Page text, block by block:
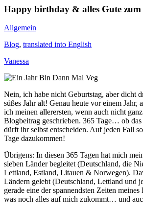
Happy birthday & alles Gute zum
Allgemein
Blog, translated into English
Vanessa
Nein, ich habe nicht Geburtstag, aber dicht
süßes Jahr alt! Genau heute vor einem Jahr,
ich meinen allerersten, wenn auch nicht
Blogbeitrag geschrieben. 365 Tage… ob
dürft ihr selbst entscheiden. Auf jeden Fall
Tage dazukommen!
Übrigens: In diesen 365 Tagen hat mich
sieben Länder begleitet (Deutschland, die
Lettland, Estland, Litauen & Norwegen).
Ländern gelebt (Deutschland, Lettland und
gerade eine der spannendsten Zeiten
was noch alles auf mich zukommt… und